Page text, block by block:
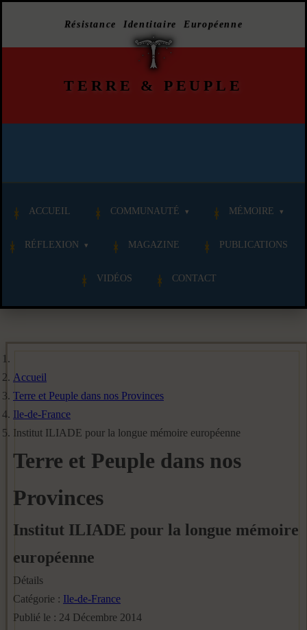
Résistance Identitaire Européenne
TERRE & PEUPLE
ACCUEIL COMMUNAUTÉ MÉMOIRE
RÉFLEXION MAGAZINE PUBLICATIONS
VIDÉOS CONTACT
Accueil
Terre et Peuple dans nos Provinces
Ile-de-France
Institut ILIADE pour la longue mémoire européenne
Terre et Peuple dans nos
Provinces
Institut ILIADE pour la longue mémoire
européenne
Détails
Catégorie : Ile-de-France
Publié le : 24 Décembre 2014